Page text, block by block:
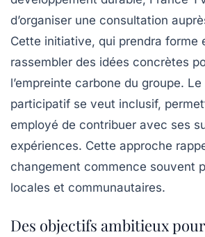
d’organiser une consultation
Cette initiative, qui prendra forme
rassembler des idées concrètes
l’empreinte carbone du groupe.
participatif se veut inclusif,
employé de contribuer avec ses
expériences. Cette approche
changement commence souvent
locales et communautaires.
Des objectifs ambitieux